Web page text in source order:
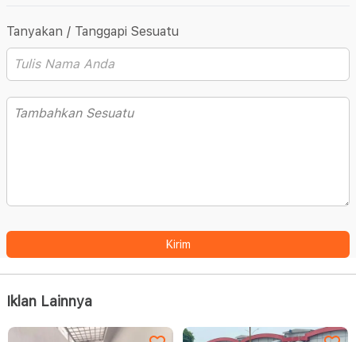
Tanyakan / Tanggapi Sesuatu
Kirim
Iklan Lainnya